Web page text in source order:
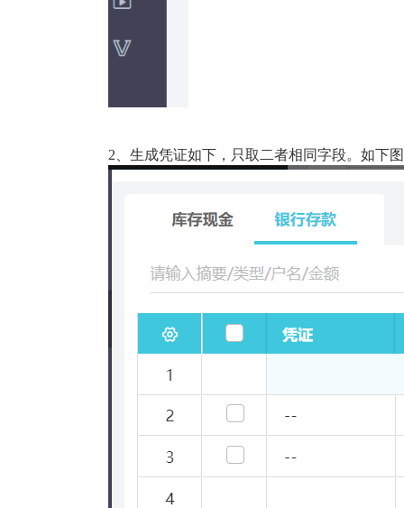
2、 生成凭证如下，只取二者相同字段。如下